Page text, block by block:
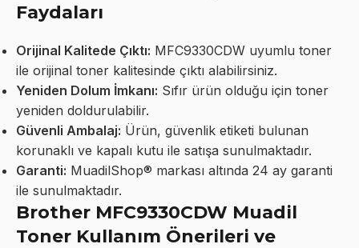
Faydaları
Orijinal Kalitede Çıktı: MFC9330CDW uyumlu toner
ile orijinal toner kalitesinde çıktı alabilirsiniz.
Yeniden Dolum İmkanı: Sıfır ürün olduğu için toner
yeniden doldurulabilir.
Güvenli Ambalaj: Ürün, güvenlik etiketi bulunan
korunaklı ve kapalı kutu ile satışa sunulmaktadır.
Garanti: MuadilShop® markası altında 24 ay garanti
ile sunulmaktadır.
Brother MFC9330CDW Muadil
Toner Kullanım Önerileri ve